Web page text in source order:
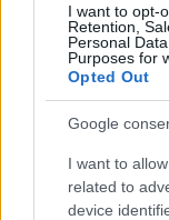
I want to opt-
Retention,
Personal
Purposes for
Opted Out
Google
I want to
related to
device